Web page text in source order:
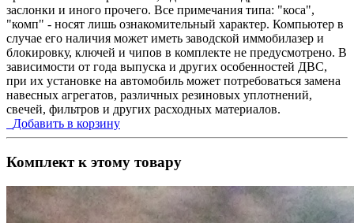
заслонки и иного прочего. Все примечания типа: "коса",
"комп" - носят лишь ознакомительный характер. Компьютер в
случае его наличия может иметь заводской иммобилазер и
блокировку, ключей и чипов в комплекте не предусмотрено. В
зависимости от года выпуска и других особенностей ДВС,
при их установке на автомобиль может потребоваться замена
навесных агрегатов, различных резиновых уплотнений,
свечей, фильтров и других расходных материалов.
Добавить в корзину
Комплект к этому товару